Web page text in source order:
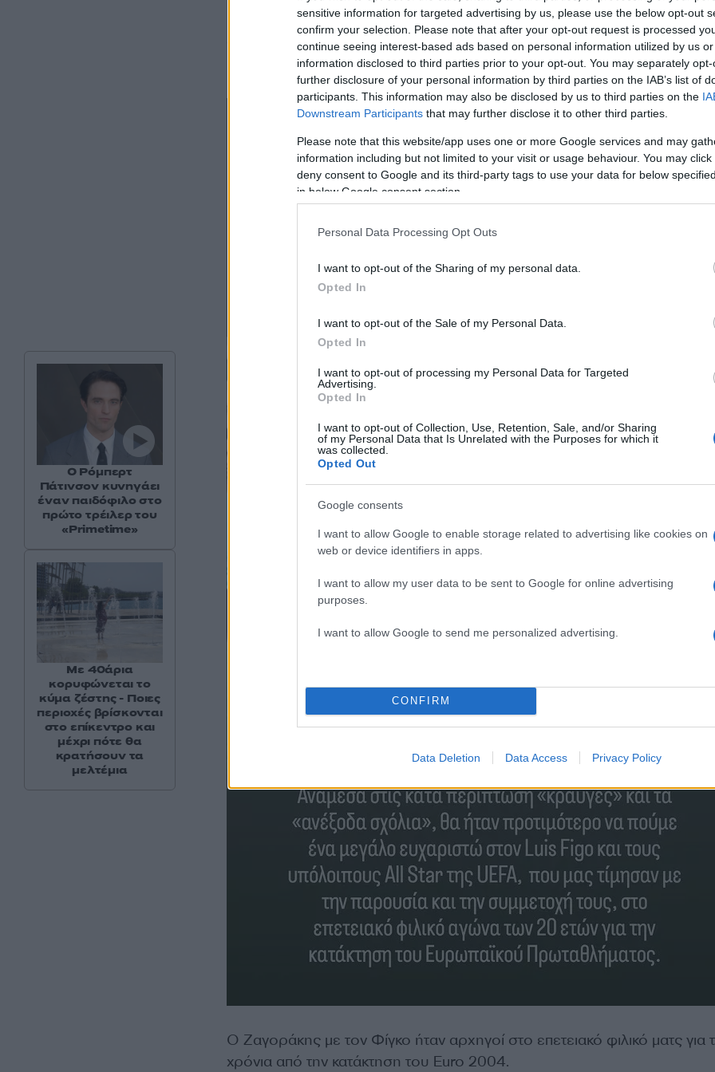
sensitive information for targeted advertising by us, please use the below opt-out
confirm your selection. Please note that after your opt-out request is processed
continue seeing interest-based ads based on personal information utilized by us
information disclosed to third parties prior to your opt-out. You may separately
further disclosure of your personal information by third parties on the IAB’s list of
participants. This information may also be disclosed by us to third parties on the
Downstream Participants that may further disclose it to other third parties.
Please note that this website/app uses one or more Google services and may
information including but not limited to your visit or usage behaviour. You may
deny consent to Google and its third-party tags to use your data for below
in below Google consent section.
Personal Data Processing Opt Outs
I want to opt-out of the Sharing of my personal data.
Opted In
I want to opt-out of the Sale of my Personal Data.
Opted In
I want to opt-out of processing my Personal Data for Targeted
Advertising.
Opted In
I want to opt-out of Collection, Use, Retention, Sale, and/or Sharing
of my Personal Data that Is Unrelated with the Purposes for which it
was collected.
Opted Out
Google consents
I want to allow Google to enable storage related to advertising like cookies on
web or device identifiers in apps.
I want to allow my user data to be sent to Google for online advertising
purposes.
I want to allow Google to send me personalized advertising.
CONFIRM
Data Deletion Data Access Privacy Policy
υπόλοιπους All Star της UEFA, που μας τίμησαν με την παρουσία και την
συμμετοχή τους στο επετειακό φιλικό αγώνα 20 ετών για την κατάκτηση
Ευρωπαϊκού Πρωταθλήματος».
Ο Ζαγοράκης με τον Φίγκο ήταν αρχηγοί στο επετειακό φιλικό ματς για
χρόνια από την κατάκτηση του Euro 2004.
Ο Ρόμπερτ
Πάτινσον κυνηγάει
έναν παιδόφιλο στο
πρώτο τρέιλερ του
«Primetime»
Με 40άρια
κορυφώνεται το
κύμα ζέστης - Ποιες
περιοχές βρίσκονται
στο επίκεντρο και
μέχρι πότε θα
κρατήσουν τα
μελτέμια